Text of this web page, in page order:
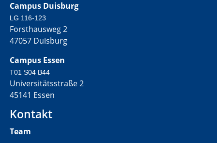
Campus Duisburg
LG 116-123
Forsthausweg 2
47057 Duisburg
Campus Essen
T01 S04 B44
Universitätsstraße 2
45141 Essen
Kontakt
Team